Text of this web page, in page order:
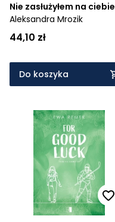
Nie zasłużyłem na ciebie
Aleksandra Mrozik
44,10 zł
Do koszyka